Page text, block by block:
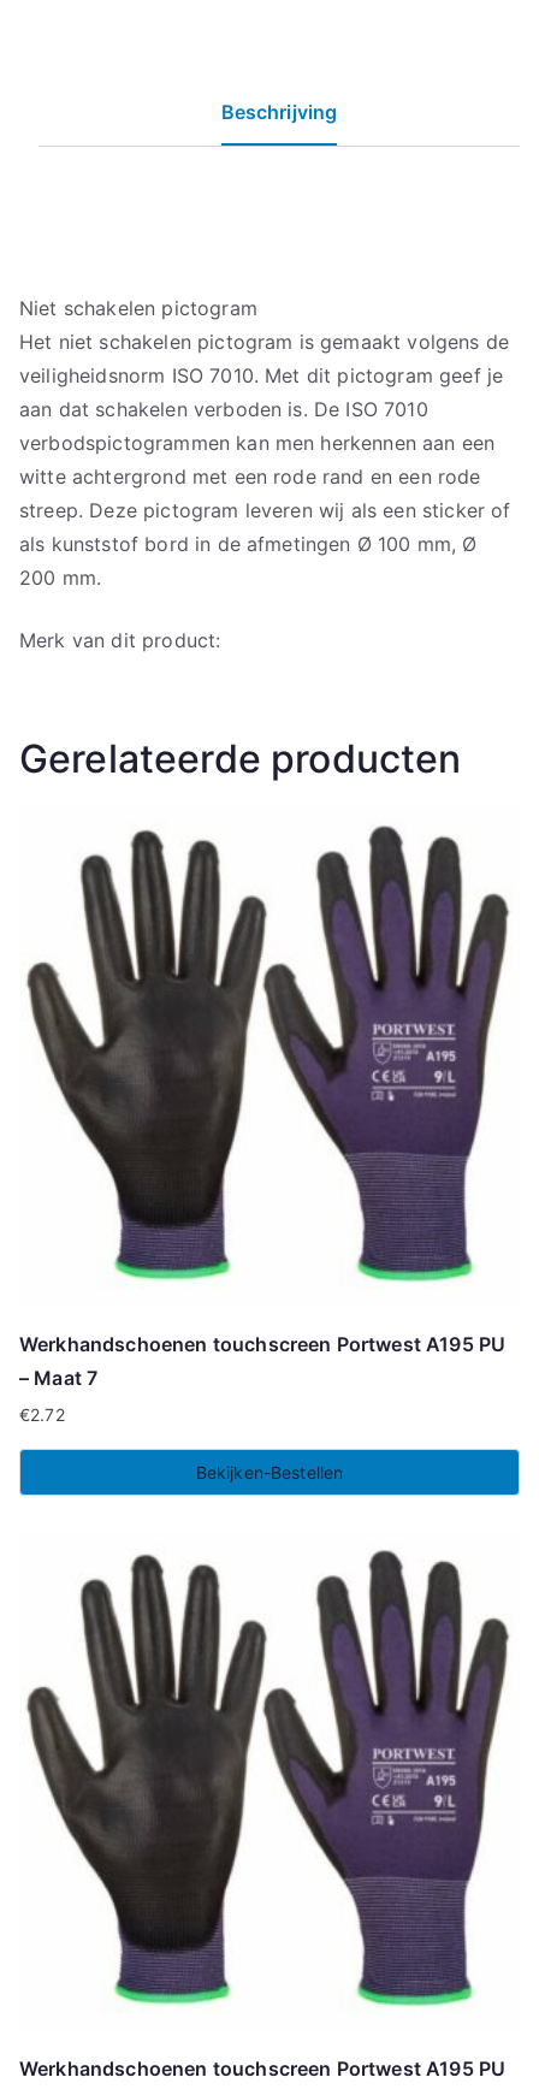
Beschrijving
Niet schakelen pictogram
Het niet schakelen pictogram is gemaakt volgens de
veiligheidsnorm ISO 7010. Met dit pictogram geef je
aan dat schakelen verboden is. De ISO 7010
verbodspictogrammen kan men herkennen aan een
witte achtergrond met een rode rand en een rode
streep. Deze pictogram leveren wij als een sticker of
als kunststof bord in de afmetingen Ø 100 mm, Ø
200 mm.
Merk van dit product:
Gerelateerde producten
Werkhandschoenen touchscreen Portwest A195 PU
– Maat 7
€2.72
Bekijken-Bestellen
Werkhandschoenen touchscreen Portwest A195 PU